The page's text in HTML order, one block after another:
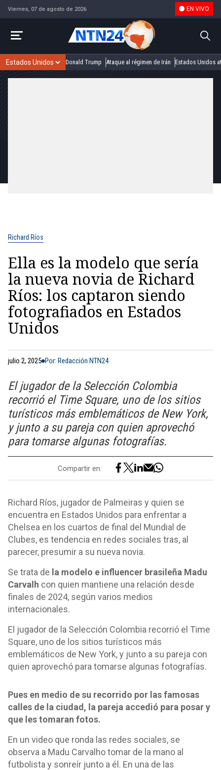
Viernes, 07 de agosto de 2026 EN VIVO
Donald Trump Ataque al régimen de Irán Estados Unidos
Richard Ríos
Ella es la modelo que sería
la nueva novia de Richard
Ríos: los captaron siendo
fotografiados en Estados
Unidos
julio 2, 2025 Por: Redacción NTN24
El jugador de la Selección Colombia
recorrió el Time Square, uno de los sitios
turísticos más emblemáticos de New York,
y junto a su pareja con quien aprovechó
para tomarse algunas fotografías.
Compartir en:
Richard Ríos, jugador de Palmeiras y quien se
encuentra en Estados Unidos para enfrentar a
Chelsea en los cuartos de final del Mundial de
Clubes, es tendencia en redes sociales tras, al
parecer, presumir a su nueva novia.
Se trata de la modelo e influencer brasileña Madu
Carvalh con quien mantiene una relación desde
finales de 2024, según varios medios
internacionales.
El jugador de la Selección Colombia recorrió el Time
Square, uno de los sitios turísticos más
emblemáticos de New York, y junto a su pareja con
quien aprovechó para tomarse algunas fotografías.
Pues en medio de su recorrido por las famosas
calles de la ciudad, la pareja accedió para posar y
que les tomaran fotos.
En un video que ronda las redes sociales, se
observa a Madu Carvalho tomar de la mano al
futbolista y sonreír junto a él. En una de las